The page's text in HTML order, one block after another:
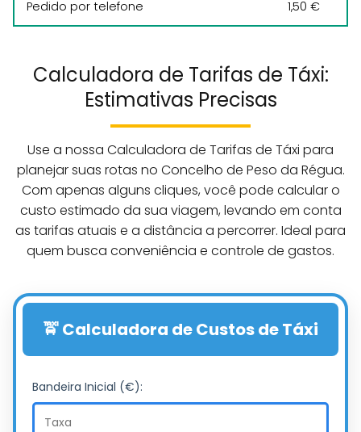
Pedido por telefone 1,50 €
Calculadora de Tarifas de Táxi:
Estimativas Precisas
Use a nossa Calculadora de Tarifas de Táxi para
planejar suas rotas no Concelho de Peso da Régua.
Com apenas alguns cliques, você pode calcular o
custo estimado da sua viagem, levando em conta
as tarifas atuais e a distância a percorrer. Ideal para
quem busca conveniência e controle de gastos.
🚖 Calculadora de Custos de Táxi
Bandeira Inicial (€):